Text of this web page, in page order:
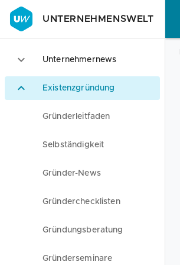
UNTERNEHMENSWELT
Unternehmernews
Existenzgründung
Gründerleitfaden
Selbständigkeit
Gründer-News
Gründerchecklisten
Gründungsberatung
Gründerseminare